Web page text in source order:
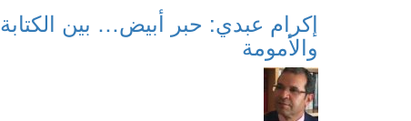
إكرام عبدي: حبر أبيض… بين الكتابة
والأمومة